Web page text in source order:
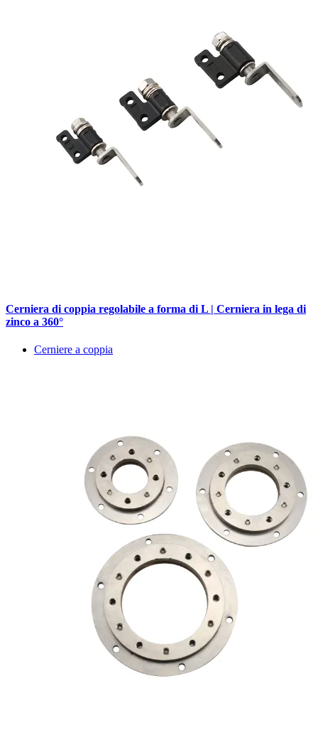
Cerniera di coppia regolabile a forma di L | Cerniera in lega di
zinco a 360°
Cerniere a coppia